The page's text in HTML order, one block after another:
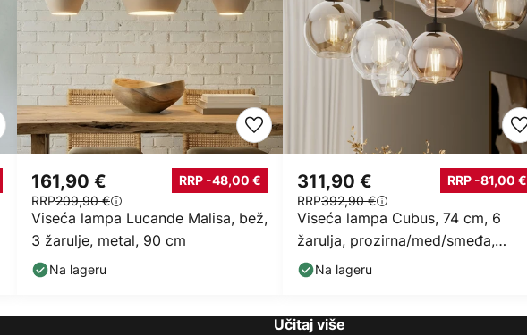
161,90 €
RRP209,90 €
RRP -48,00 €
Viseća lampa Lucande Malisa, bež,
3 žarulje, metal, 90 cm
Na lageru
311,90 €
RRP392,90 €
RRP -81,00 €
Viseća lampa Cubus, 74 cm, 6
žarulja, prozirna/med/smeđa,
staklo
Na lageru
Učitaj više